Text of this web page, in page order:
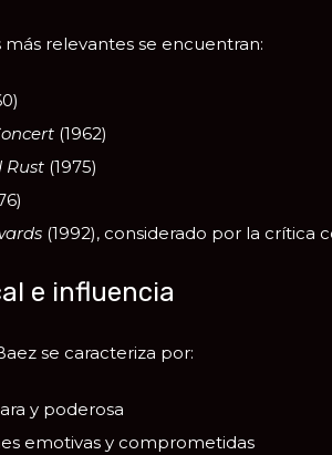
más relevantes se encuentran:
(1962)
Rust(1975)
(1992), considerado por la crítica
e influencia
se caracteriza por:
y poderosa
emotivas y comprometidas